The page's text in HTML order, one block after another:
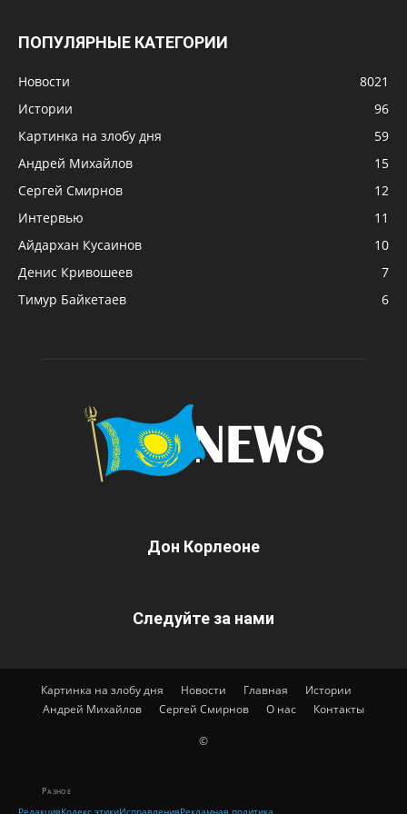
ПОПУЛЯРНЫЕ КАТЕГОРИИ
Новости
8021
Истории
96
Картинка на злобу дня
59
Андрей Михайлов
15
Сергей Смирнов
12
Интервью
11
Айдархан Кусаинов
10
Денис Кривошеев
7
Тимур Байкетаев
6
Дон Корлеоне
Следуйте за нами
Картинка на злобу дня Новости Главная
Истории
Андрей Михайлов
Сергей Смирнов О нас Контакты
©
Разное
РедакцияКодекс этикиИсправленияРекламная политика